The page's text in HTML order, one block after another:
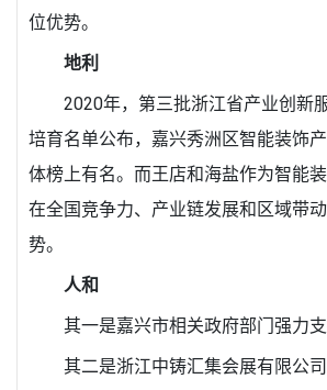
位优势。
地利
2020年，第三批浙江省产业创新
培育名单公布，嘉兴秀洲区智能装饰
体榜上有名。而王店和海盐作为智能装
在全国竞争力、产业链发展和区域带
势。
人和
其一是嘉兴市相关政府部门强力支
其二是浙江中铸汇集会展有限公